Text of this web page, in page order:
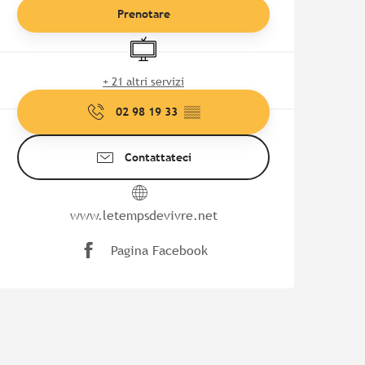
Prenotare
Televisione
+ 21 altri servizi
02 98 19 33 ▒▒
Contattateci
www.letempsdevivre.net
Pagina Facebook